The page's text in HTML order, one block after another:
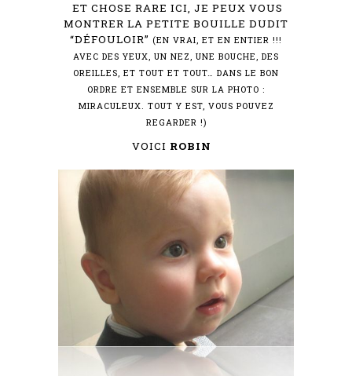
ET CHOSE RARE ICI, JE PEUX VOUS
MONTRER LA PETITE BOUILLE DUDIT
“DÉFOULOIR” (EN VRAI, ET EN ENTIER !!!
AVEC DES YEUX, UN NEZ, UNE BOUCHE, DES
OREILLES, ET TOUT ET TOUT… DANS LE BON
ORDRE ET ENSEMBLE SUR LA PHOTO :
MIRACULEUX. TOUT Y EST, VOUS POUVEZ
REGARDER !)
VOICI ROBIN